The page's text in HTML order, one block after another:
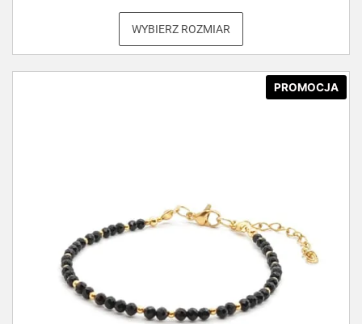
WYBIERZ ROZMIAR
PROMOCJA